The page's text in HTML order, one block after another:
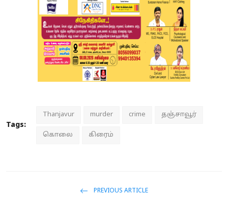
Tags:
Thanjavur murder crime தஞ்சாவூர்
கொலை கிரைம்
PREVIOUS ARTICLE